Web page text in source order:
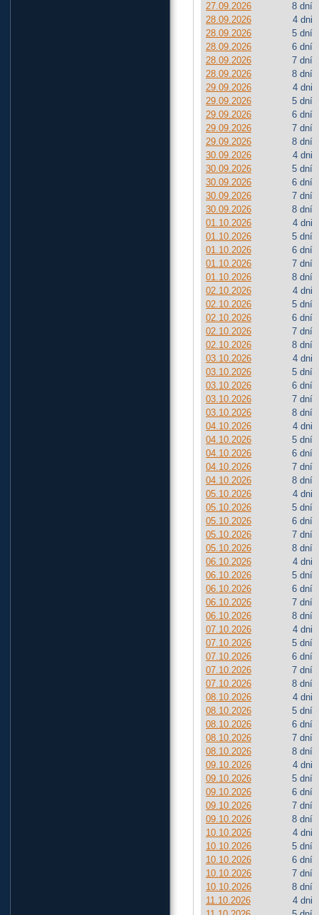
27.09.2026
8 dní
28.09.2026
4 dni
28.09.2026
5 dní
28.09.2026
6 dní
28.09.2026
7 dní
28.09.2026
8 dní
29.09.2026
4 dni
29.09.2026
5 dní
29.09.2026
6 dní
29.09.2026
7 dní
29.09.2026
8 dní
30.09.2026
4 dni
30.09.2026
5 dní
30.09.2026
6 dní
30.09.2026
7 dní
30.09.2026
8 dní
01.10.2026
4 dni
01.10.2026
5 dní
01.10.2026
6 dní
01.10.2026
7 dní
01.10.2026
8 dní
02.10.2026
4 dni
02.10.2026
5 dní
02.10.2026
6 dní
02.10.2026
7 dní
02.10.2026
8 dní
03.10.2026
4 dni
03.10.2026
5 dní
03.10.2026
6 dní
03.10.2026
7 dní
03.10.2026
8 dní
04.10.2026
4 dni
04.10.2026
5 dní
04.10.2026
6 dní
04.10.2026
7 dní
04.10.2026
8 dní
05.10.2026
4 dni
05.10.2026
5 dní
05.10.2026
6 dní
05.10.2026
7 dní
05.10.2026
8 dní
06.10.2026
4 dni
06.10.2026
5 dní
06.10.2026
6 dní
06.10.2026
7 dní
06.10.2026
8 dní
07.10.2026
4 dni
07.10.2026
5 dní
07.10.2026
6 dní
07.10.2026
7 dní
07.10.2026
8 dní
08.10.2026
4 dni
08.10.2026
5 dní
08.10.2026
6 dní
08.10.2026
7 dní
08.10.2026
8 dní
09.10.2026
4 dni
09.10.2026
5 dní
09.10.2026
6 dní
09.10.2026
7 dní
09.10.2026
8 dní
10.10.2026
4 dni
10.10.2026
5 dní
10.10.2026
6 dní
10.10.2026
7 dní
10.10.2026
8 dní
11.10.2026
4 dni